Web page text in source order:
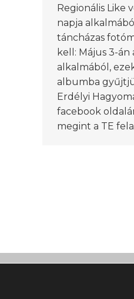
Regionális Like
napja
táncházas
kell: Május 3-án
alkalmából,
albumba
Erdélyi
facebook
megint a TE
©